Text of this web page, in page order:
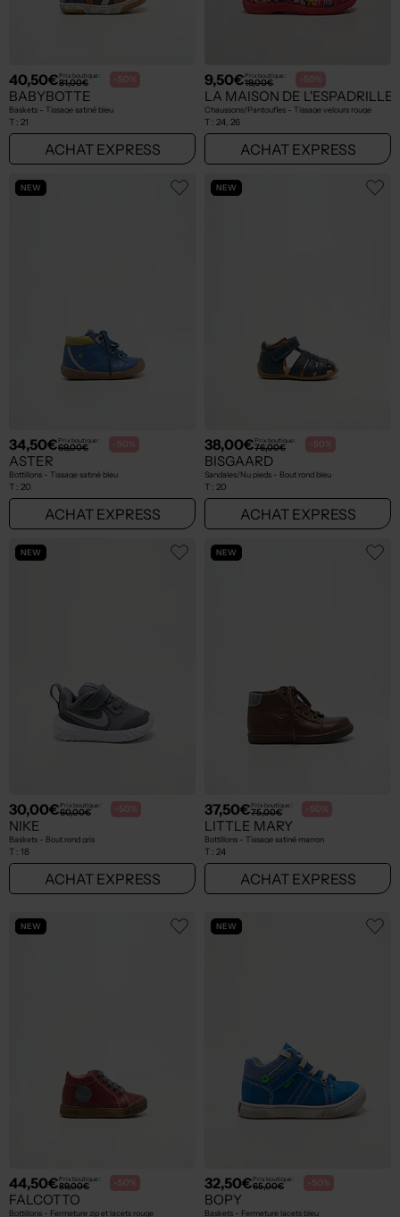
40,50€Prix boutique :
81,00€ -50%
BABYBOTTE
Baskets - Tissage satiné bleu
T : 21
ACHAT EXPRESS
9,50€Prix boutique :
19,00€ -50%
LA MAISON DE L'ESPADRILLE
Chaussons/Pantoufles - Tissage velours rouge
T : 24, 26
ACHAT EXPRESS
NEW
34,50€Prix boutique :
69,00€ -50%
ASTER
Bottillons - Tissage satiné bleu
T : 20
ACHAT EXPRESS
NEW
38,00€Prix boutique :
76,00€ -50%
BISGAARD
Sandales/Nu pieds - Bout rond bleu
T : 20
ACHAT EXPRESS
NEW
30,00€Prix boutique :
60,00€ -50%
NIKE
Baskets - Bout rond gris
T : 18
ACHAT EXPRESS
NEW
37,50€Prix boutique :
75,00€ -50%
LITTLE MARY
Bottillons - Tissage satiné marron
T : 24
ACHAT EXPRESS
NEW
44,50€Prix boutique :
89,00€ -50%
FALCOTTO
Bottillons - Fermeture zip et lacets rouge
NEW
32,50€Prix boutique :
65,00€ -50%
BOPY
Baskets - Fermeture lacets bleu